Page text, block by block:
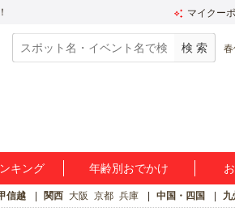
マイクー
春
キング 年齢別おでかけ
信越 関西 大阪 京都 兵庫 中国・四国 九